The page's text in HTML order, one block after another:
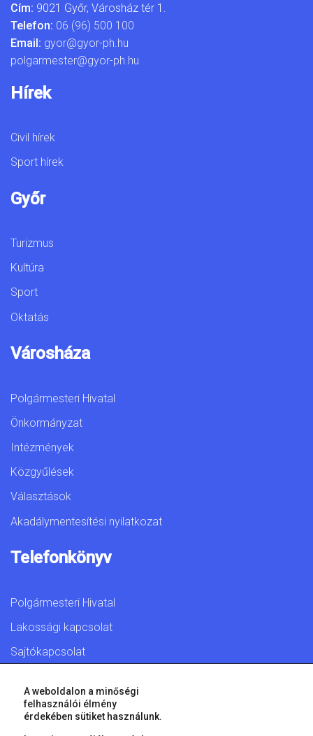
Cím: 9021 Győr, Városház tér 1.
Telefon: 06 (96) 500 100
Email: gyor@gyor-ph.hu
polgarmester@gyor-ph.hu
Hírek
Civil hírek
Sport hírek
Győr
Turizmus
Kultúra
Sport
Oktatás
Városháza
Polgármesteri Hivatal
Önkormányzat
Intézmények
Közgyűlések
Választások
Akadálymentesítési nyilatkozat
Telefonkönyv
Polgármesteri Hivatal
Lakossági kapcsolat
Sajtókapcsolat
© 2026 Győr Megyei Jogú Város • Minden jog fenntartva!
A weboldalon a minőségi
felhasználói élmény
érdekében sütiket használunk.